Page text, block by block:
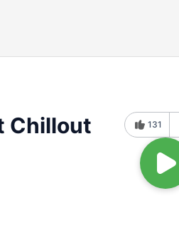
Chillout 131